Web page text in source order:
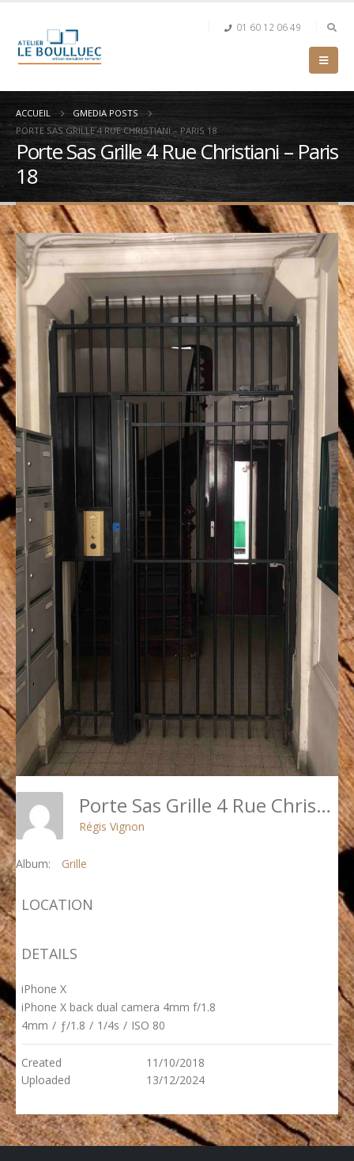
01 60 12 06 49
ACCUEIL
GMEDIA POSTS
PORTE SAS GRILLE 4 RUE CHRISTIANI – PARIS 18
Porte Sas Grille 4 Rue Christiani – Paris
18
Porte Sas Grille 4 Rue Christiani - Paris 18
Régis Vignon
Album: Grille
LOCATION
DETAILS
iPhone X
iPhone X back dual camera 4mm f/1.8
4mm / ƒ/1.8 / 1/4s / ISO 80
Created
11/10/2018
Uploaded
13/12/2024